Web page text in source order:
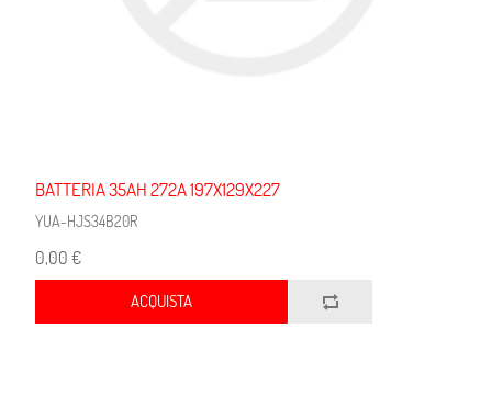
BATTERIA 35AH 272A 197X129X227
YUA-HJS34B20R
0,00 €
ACQUISTA